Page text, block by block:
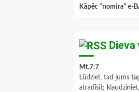
Kāpēc "nomira" e-
Mt.7:7
Lūdziet, tad jums
atradīsit;